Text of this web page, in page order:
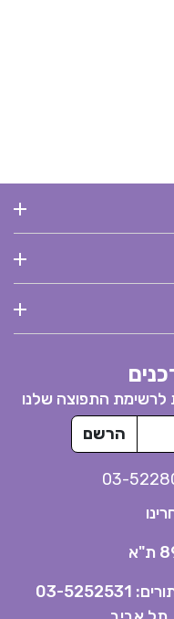
לרשימת התפוצה שלנו
הרשם
03-5252531